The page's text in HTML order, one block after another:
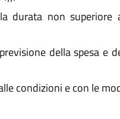
durata non superiore
della spesa e
condizioni e con le